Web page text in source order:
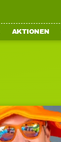
AKTIONEN